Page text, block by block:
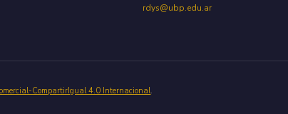
rdys@ubp.edu.ar
CompartirIgual 4.0 Internacional.